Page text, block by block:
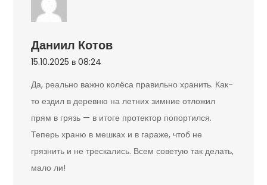
Даниил Котов
15.10.2025 в 08:24
Да, реально важно колёса правильно хранить. Как-
то ездил в деревню на летних зимние отложил
прям в грязь — в итоге протектор попортился.
Теперь храню в мешках и в гараже, чтоб не
грязнить и не трескались. Всем советую так делать,
мало ли!